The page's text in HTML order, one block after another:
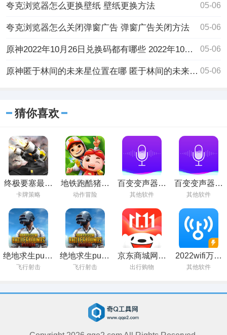
夸克浏览器怎么更换壁纸 壁纸更换方法 05-06
夸克浏览器怎么关闭弹窗广告 弹窗广告关闭方法 05-06
原神2022年10月26日兑换码都有哪些 2022年10月26日兑换码 05-06
原神匿于林间的未来星位置在哪 匿于林间的未来星位置攻略 05-06
猜你喜欢
终极要塞最新
版
卡牌策略
地铁跑酷猪猪
侠联动版
动作冒险
百变变声器手
机版下载
其他软件
百变变声器免
费版
其他软件
绝地求生pubg
下载安装
飞行射击
绝地求生pubg
国际服官方下
飞行射击
京东商城网上
购物
出行购物
2022wifi万能
钥匙官方正版
其他软件